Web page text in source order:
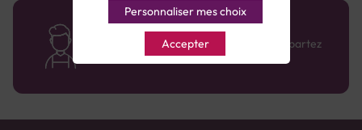
Des cavistes à votre écoute
Bénéficiez de conseils sur-mesure et repartez
avec le sourire :)
Personnaliser mes choix
Accepter